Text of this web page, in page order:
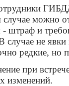
можно
и
не
редкие, но
при
изменений.